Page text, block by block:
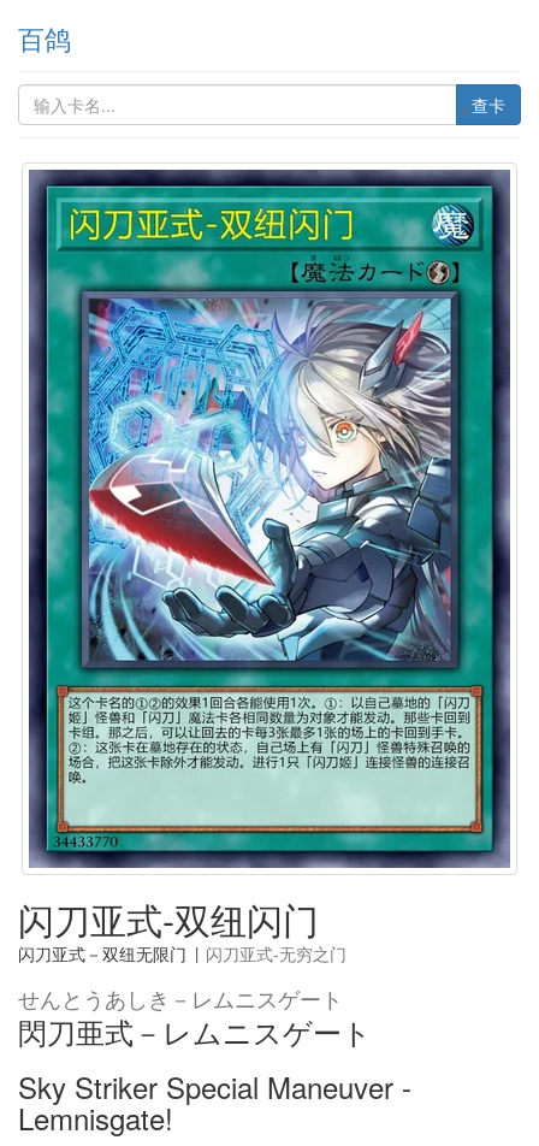
百鸽
查卡
闪刀亚式-双纽闪门
闪刀亚式－双纽无限门 | 闪刀亚式-无穷之门
せんとうあしき－レムニスゲート
閃刀亜式－レムニスゲート
Sky Striker Special Maneuver -
Lemnisgate!